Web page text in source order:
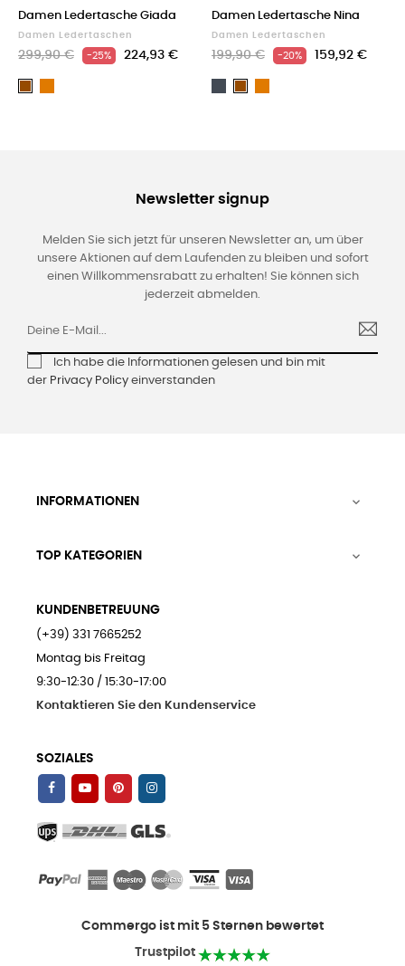
Damen Ledertasche Giada
Damen Ledertaschen
299,90 € -25% 224,93 €
Damen Ledertasche Nina
Damen Ledertaschen
199,90 € -20% 159,92 €
Newsletter signup
Melden Sie sich jetzt für unseren Newsletter an, um über
unsere Aktionen auf dem Laufenden zu bleiben und sofort
einen Willkommensrabatt zu erhalten! Sie können sich
jederzeit abmelden.
Ich habe die Informationen gelesen und bin mit
der Privacy Policy einverstanden
INFORMATIONEN 
TOP KATEGORIEN 
KUNDENBETREUUNG
(+39) 331 7665252
Montag bis Freitag
9:30-12:30 / 15:30-17:00
Kontaktieren Sie den Kundenservice
SOZIALES
Commergo ist mit 5 Sternen bewertet
Trustpilot